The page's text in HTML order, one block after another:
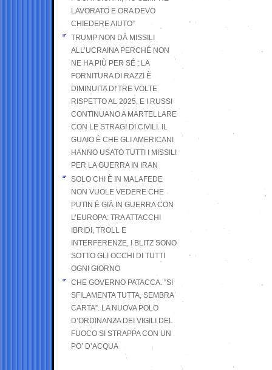
LAVORATO E ORA DEVO
CHIEDERE AIUTO”
TRUMP NON DÀ MISSILI
ALL’UCRAINA PERCHÉ NON
NE HA PIÙ PER SÉ : LA
FORNITURA DI RAZZI È
DIMINUITA DI TRE VOLTE
RISPETTO AL 2025, E I RUSSI
CONTINUANO A MARTELLARE
CON LE STRAGI DI CIVILI. IL
GUAIO È CHE GLI AMERICANI
HANNO USATO TUTTI I MISSILI
PER LA GUERRA IN IRAN
SOLO CHI È IN MALAFEDE
NON VUOLE VEDERE CHE
PUTIN È GIÀ IN GUERRA CON
L’EUROPA: TRA ATTACCHI
IBRIDI, TROLL E
INTERFERENZE, I BLITZ SONO
SOTTO GLI OCCHI DI TUTTI
OGNI GIORNO
CHE GOVERNO PATACCA. “SI
SFILAMENTA TUTTA, SEMBRA
CARTA”. LA NUOVA POLO
D’ORDINANZA DEI VIGILI DEL
FUOCO SI STRAPPA CON UN
PO’ D’ACQUA